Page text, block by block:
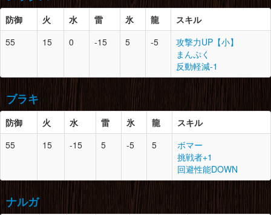
雷狼竜の甲殻×3
雷狼竜の爪×3
超電雷光虫×3
重甲虫の大顎×2
モンスターの体液×3
腰
11
黒蝕竜の触角×1
黒蝕竜の暗翼×2
黒蝕竜の甲殻×4
キラービートル×3
脚
重甲虫の爪×2
重甲虫の胸殻×4
重甲エキス×1
とがった牙×4
鮫肌の鱗×2
胴
11 0
黒蝕竜の鱗×3
黒蝕竜の暗翼×2
黒蝕竜の甲殻×3
黒蝕竜の尻尾×1
腕
2
黒蝕竜の惨爪×2
黒蝕竜の甲殻×4
ドラグライト鉱石×5
腰
11 1
轟竜の甲殻×4
轟竜の鱗×4
狗竜の爪×3
脚
黒蝕竜の甲殻×3
防御 火 水 雷 氷 龍
スキル
55
15 0 -15 5 -5
攻撃力UP【小】
まんぷく
反動軽減-1
必要素材
頭
11 1
砕竜の黒曜甲×3
砕竜の頭殻×1
なぞの粘菌×3
紅蓮石×2
胴
11 2
轟竜の爪×5
轟竜の甲殻×3
轟竜の尻尾×1
肉厚な皮×6
轟竜の鱗×3
ブラキ
防御 火 水 雷 氷 龍
スキル
55
15 -15 5 -5 5
ボマー
挑戦者+1
回避性能DOWN
頭
11 1
迅竜の黒毛×5
狗竜の皮×5
縞模様の皮×5
ナルガ